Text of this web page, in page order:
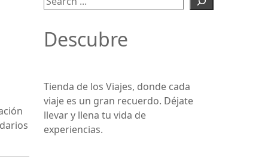
Descubre
Tienda de los Viajes, donde cada
viaje es un gran recuerdo. Déjate
llevar y llena tu vida de
experiencias.